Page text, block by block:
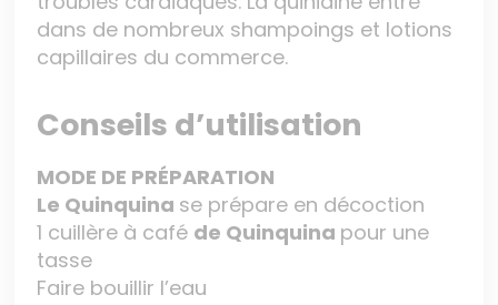
dans de nombreux shampoings et lotions
capillaires du commerce.
Conseils d’utilisation
MODE DE PRÉPARATION
Le Quinquina se prépare en décoction
1 cuillère à café de Quinquina pour une
tasse
Faire bouillir l’eau